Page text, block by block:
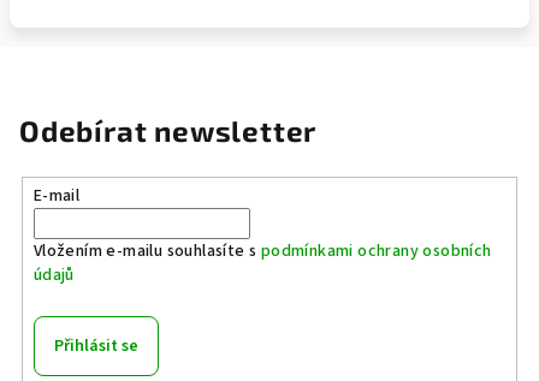
Odebírat newsletter
E-mail
Vložením e-mailu souhlasíte s podmínkami ochrany osobních
údajů
Přihlásit se